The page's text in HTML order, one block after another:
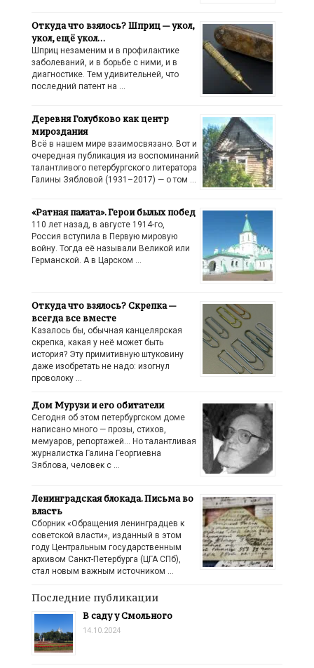
Откуда что взялось? Шприц — укол,
укол, ещё укол…
Шприц незаменим и в профилактике
заболеваний, и в борьбе с ними, и в
диагностике. Тем удивительней, что
последний патент на …
Деревня Голубково как центр
мироздания
Всё в нашем мире взаимосвязано. Вот и
очередная публикация из воспоминаний
талантливого петербургского литератора
Галины Зябловой (1931–2017) — о том …
«Ратная палата». Герои былых побед
110 лет назад, в августе 1914-го,
Россия вступила в Первую мировую
войну. Тогда её называли Великой или
Германской. А в Царском …
Откуда что взялось? Скрепка —
всегда все вместе
Казалось бы, обычная канцелярская
скрепка, какая у неё может быть
история? Эту примитивную штуковину
даже изобретать не надо: изогнул
проволоку …
Дом Мурузи и его обитатели
Сегодня об этом петербургском доме
написано много — прозы, стихов,
мемуаров, репортажей… Но талантливая
журналистка Галина Георгиевна
Зяблова, человек с …
Ленинградская блокада. Письма во
власть
Сборник «Обращения ленинградцев к
советской власти», изданный в этом
году Центральным государственным
архивом Санкт-Петербурга (ЦГА СПб),
стал новым важным источником …
Последние публикации
В саду у Смольного
14.10.2024